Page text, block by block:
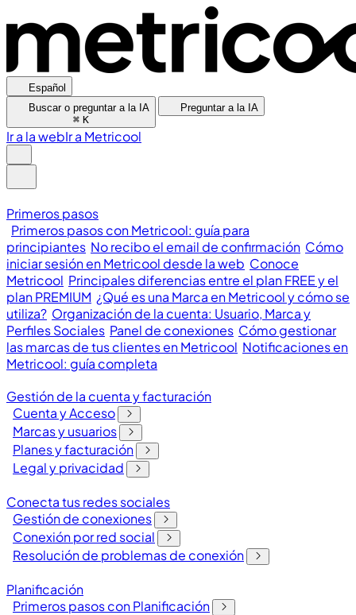
Español
Buscar o preguntar a la IA
⌘ K
Preguntar a la IA
Ir a la webIr a Metricool
Primeros pasos
Primeros pasos con Metricool: guía para
principiantes No recibo el email de confirmación Cómo
iniciar sesión en Metricool desde la web Conoce
Metricool Principales diferencias entre el plan FREE y el
plan PREMIUM ¿Qué es una Marca en Metricool y cómo se
utiliza? Organización de la cuenta: Usuario, Marca y
Perfiles Sociales Panel de conexiones Cómo gestionar
las marcas de tus clientes en Metricool Notificaciones en
Metricool: guía completa
Gestión de la cuenta y facturación
Cuenta y Acceso
Marcas y usuarios
Planes y facturación
Legal y privacidad
Conecta tus redes sociales
Gestión de conexiones
Conexión por red social
Resolución de problemas de conexión
Planificación
Primeros pasos con Planificación